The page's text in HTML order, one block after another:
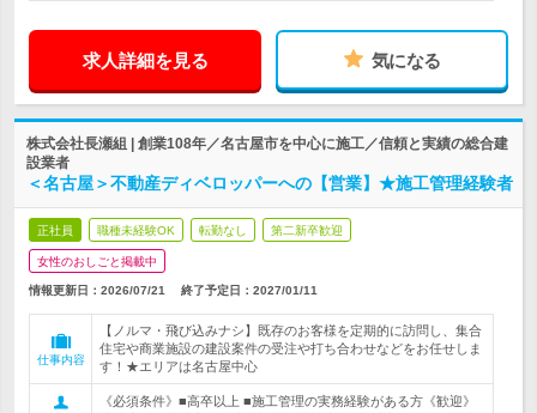
求人詳細を見る 気になる
株式会社長瀬組 | 創業108年／名古屋市を中心に施工／信頼と実績の総合建
設業者
＜名古屋＞不動産ディベロッパーへの【営業】★施工管理経験者
正社員 職種未経験OK 転勤なし 第二新卒歓迎
女性のおしごと掲載中
情報更新日：2026/07/21 終了予定日： 2027/01/11
仕事内容
【ノルマ・飛び込みナシ】既存のお客様を定期的に訪問し、集合
住宅や商業施設の建設案件の受注や打ち合わせなどをお任せしま
す！★エリアは名古屋中心
《必須条件》■高卒以上 ■施工管理の実務経験がある方《歓迎》